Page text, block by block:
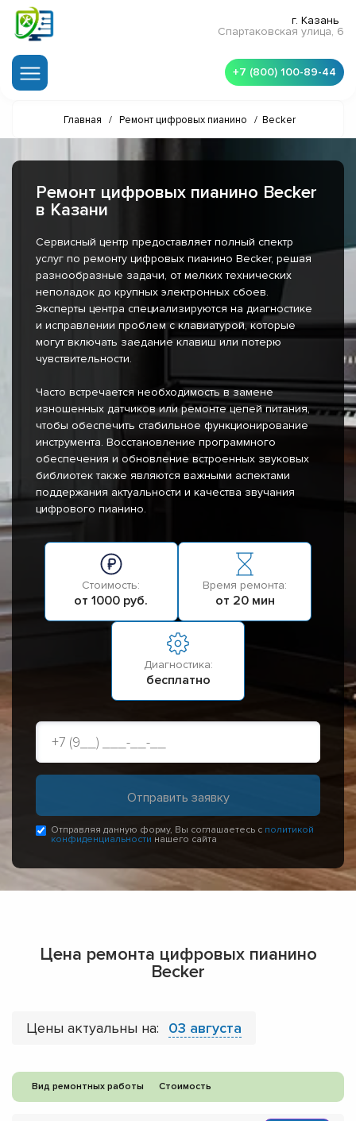
г. Казань
Спартаковская улица, 6
+7 (800) 100-89-44
Главная / Ремонт цифровых пианино / Becker
Ремонт цифровых пианино Becker
в Казани
Сервисный центр предоставляет полный спектр
услуг по ремонту цифровых пианино Becker, решая
разнообразные задачи, от мелких технических
неполадок до крупных электронных сбоев.
Эксперты центра специализируются на диагностике
и исправлении проблем с клавиатурой, которые
могут включать заедание клавиш или потерю
чувствительности.
Часто встречается необходимость в замене
изношенных датчиков или ремонте цепей питания,
чтобы обеспечить стабильное функционирование
инструмента. Восстановление программного
обеспечения и обновление встроенных звуковых
библиотек также являются важными аспектами
поддержания актуальности и качества звучания
цифрового пианино.
Стоимость:
от 1000 руб.
Время ремонта:
от 20 мин
Диагностика:
бесплатно
Отправляя данную форму, Вы соглашаетесь с политикой
конфиденциальности нашего сайта
Цена ремонта цифровых пианино
Becker
Цены актуальны на: 03 августа
Вид ремонтных работы Стоимость